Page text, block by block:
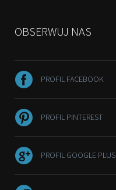
OBSERWUJ NAS
PROFIL FACEBOOK
PROFIL PINTEREST
PROFIL GOOGLE PLUS